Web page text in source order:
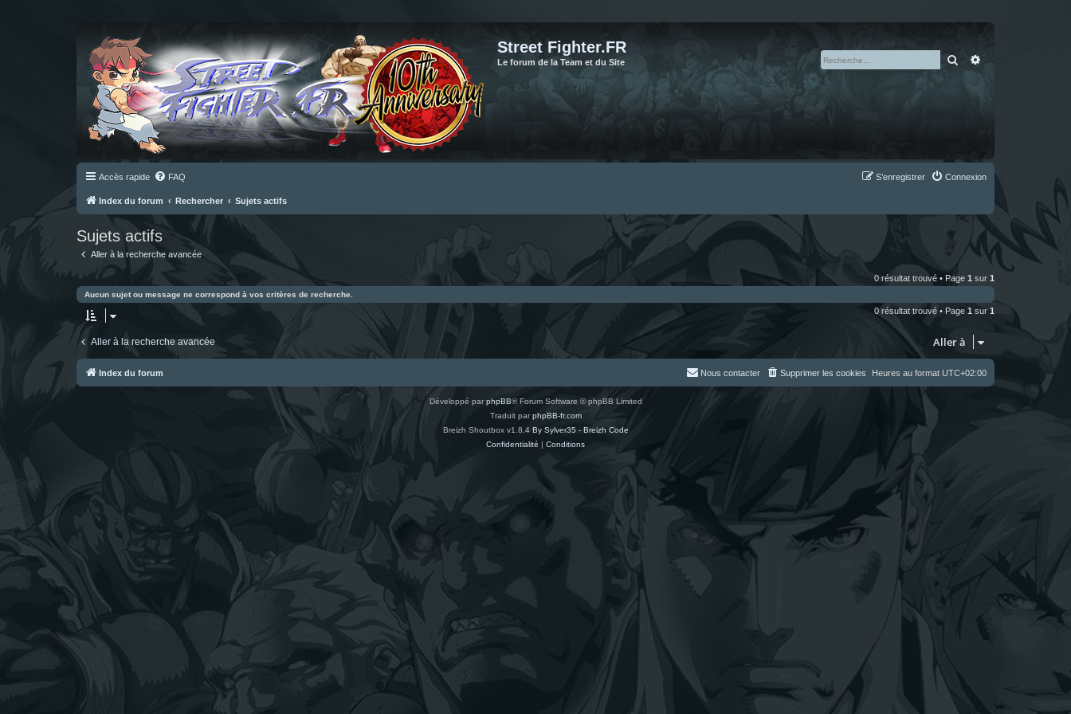
Street Fighter.FR
Le forum de la Team et du Site Rechercher
Accès rapide FAQ Connexion
S’enregistrer
Index du forum Rechercher Sujets actifs
Sujets actifs
Aller à la recherche avancée
0 résultat trouvé • Page 1 sur 1
Aucun sujet ou message ne correspond à vos critères de recherche.
0 résultat trouvé • Page 1 sur 1
Aller à la recherche avancée Aller à
Index du forum Heures au format UTC+02:00
Supprimer les cookies
Nous contacter
Développé parphpBB® Forum Software © phpBB Limited
Traduit parphpBB-fr.com
Breizh Shoutbox v1.8.4 By Sylver35 - Breizh Code
Confidentialité | Conditions